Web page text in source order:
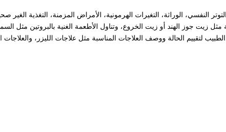
النفسي، الوراثة، التغيرات الهرمونية، الأمراض المزمنة، التغذية الغير
جوز الهند أو زيت الخروع، وتناول الأطعمة الغنية بالبروتين مثل
لتقييم الحالة ووصف العلاجات المناسبة مثل علاجات الليزر، والعلاجات